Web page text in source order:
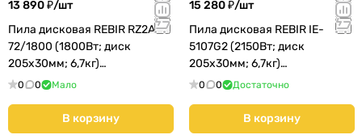
13 890 ₽/шт
Пила дисковая REBIR RZ2A-
72/1800 (1800Вт; диск
205х30мм; 6,7кг)
(07.001.00030)
0 0 Мало
В корзину
15 280 ₽/шт
Пила дисковая REBIR IE-
5107G2 (2150Вт; диск
205х30мм; 6,7кг)
(07.001.00024)
0 0 Достаточно
В корзину